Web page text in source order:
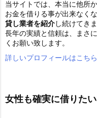
当サイトでは、本当に他所
お金を借りる事が出来なく
貸し業者を紹介し続けてきま
長年の実績と信頼は、まさ
くお願い致します。
詳しいプロフィールはこちら
女性も確実に借りたい